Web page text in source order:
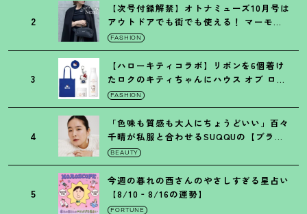
2
【次号付録解禁】オトナミューズ10月号は
アウトドアでも街でも使える ！ マーモッ
トの黒ショルダー
FASHION
3
【ハローキティコラボ】リボンを6個着け
たロクのキティちゃんにハウス オブ ロー
ゼの限定パケも
FASHION
4
「色味も質感も大人にちょうどいい」百々
千晴が私服と合わせるSUQQUの【ブラー
リクイド リップ】6選
BEAUTY
5
今週の暮れの酉さんのやさしすぎる星占い
【8/10‐8/16の運勢】
FORTUNE